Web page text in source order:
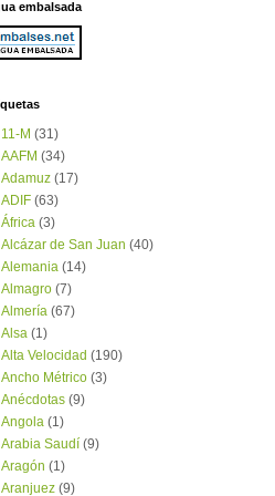
embalsada
11-M (31)
AAFM (34)
Adamuz (17)
ADIF (63)
África (3)
Alcázar de San Juan (40)
Alemania (14)
Almagro (7)
Almería (67)
Alsa (1)
Alta Velocidad (190)
Ancho Métrico (3)
Anécdotas (9)
Angola (1)
Arabia Saudí (9)
Aragón (1)
Aranjuez (9)